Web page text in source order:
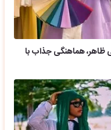
ظاهر، هماهنگی جذاب با